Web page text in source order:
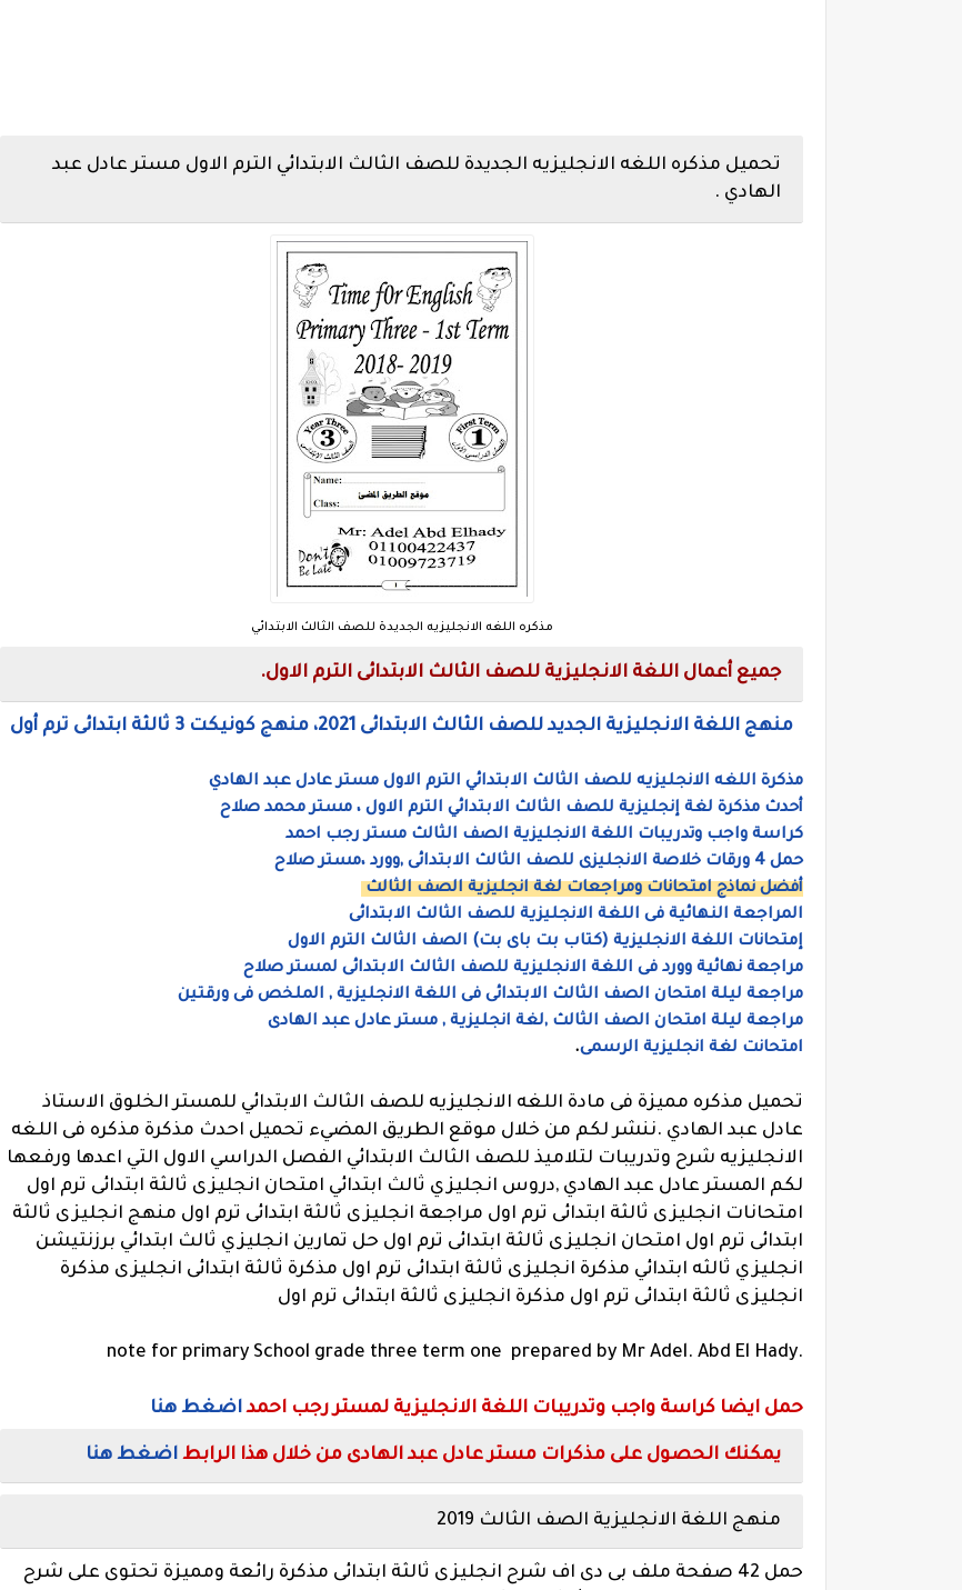
تحميل مذكره اللغه الانجليزيه الجديدة للصف الثالث الابتدائي الترم الاول مستر عادل عبد
الهادي .
مذكره اللغه الانجليزيه الجديدة للصف الثالث الابتدائي
جميع أعمال اللغة الانجليزية للصف الثالث الابتدائى الترم الاول.
منهج اللغة الانجليزية الجديد للصف الثالث الابتدائى 2021، منهج كونيكت 3 ثالثة ابتدائى ترم أول
مذكرة اللغه الانجليزيه للصف الثالث الابتدائي الترم الاول مستر عادل عبد الهادي
أحدث مذكرة لغة إنجليزية للصف الثالث الابتدائي الترم الاول ، مستر محمد صلاح
كراسة واجب وتدريبات اللغة الانجليزية الصف الثالث مستر رجب احمد
حمل 4 ورقات خلاصة الانجليزى للصف الثالث الابتدائى ,وورد ،مستر صلاح
أفضل نماذج امتحانات ومراجعات لغة انجليزية الصف الثالث
المراجعة النهائية فى اللغة الانجليزية للصف الثالث الابتدائى
إمتحانات اللغة الانجليزية (كتاب بت باى بت) الصف الثالث الترم الاول
مراجعة نهائية وورد فى اللغة الانجليزية للصف الثالث الابتدائى لمستر صلاح
مراجعة ليلة امتحان الصف الثالث الابتدائى فى اللغة الانجليزية , الملخص فى ورقتين
مراجعة ليلة امتحان الصف الثالث ,لغة انجليزية , مستر عادل عبد الهادى
امتحانت لغة انجليزية الرسمى.
تحميل مذكره مميزة فى مادة اللغه الانجليزيه للصف الثالث الابتدائي للمستر الخلوق الاستاذ
عادل عبد الهادي .ننشر لكم من خلال موقع الطريق المضيء تحميل احدث مذكرة مذكره فى اللغه
الانجليزيه شرح وتدريبات لتلاميذ للصف الثالث الابتدائي الفصل الدراسي الاول التي اعدها ورفعها
لكم المستر عادل عبد الهادي ,دروس انجليزي ثالث ابتدائي امتحان انجليزى ثالثة ابتدائى ترم اول
امتحانات انجليزى ثالثة ابتدائى ترم اول مراجعة انجليزى ثالثة ابتدائى ترم اول منهج انجليزى ثالثة
ابتدائى ترم اول امتحان انجليزى ثالثة ابتدائى ترم اول حل تمارين انجليزي ثالث ابتدائي برزنتيشن
انجليزي ثالثه ابتدائي مذكرة انجليزى ثالثة ابتدائى ترم اول مذكرة ثالثة ابتدائى انجليزى مذكرة
انجليزى ثالثة ابتدائى ترم اول مذكرة انجليزى ثالثة ابتدائى ترم اول
.note for primary School grade three term one prepared by Mr Adel. Abd El Hady
حمل ايضا كراسة واجب وتدريبات اللغة الانجليزية لمستر رجب احمداضغط هنا
يمكنك الحصول على مذكرات مستر عادل عبد الهادى من خلال هذا الرابط اضغط هنا
منهج اللغة الانجليزية الصف الثالث 2019
حمل 42 صفحة ملف بى دى اف شرح انجليزى ثالثة ابتدائى مذكرة رائعة ومميزة تحتوى على شرح